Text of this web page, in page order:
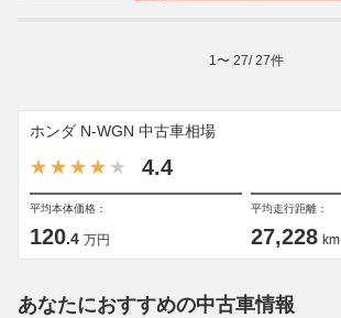
1 〜 27/27件
ホンダ N-WGN 中古車相場
4.4
平均本体価格：
120.4 万円
平均走行距離：
27,228 km
あなたにおすすめの中古車情報